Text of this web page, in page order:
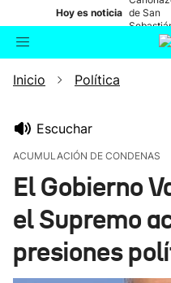
Hoy es noticia de San
Buscador
Inicio Política
Escuchar
ACUMULACIÓN DE CONDENAS
El Gobierno
el Supremo
presiones